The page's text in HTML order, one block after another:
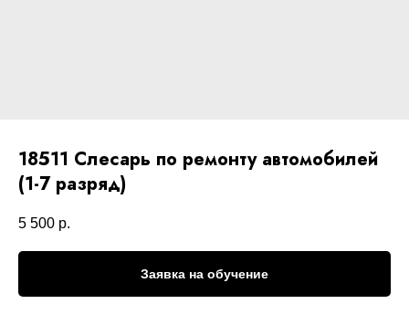
18511 Слесарь по ремонту автомобилей
(1-7 разряд)
5 500 р.
Заявка на обучение